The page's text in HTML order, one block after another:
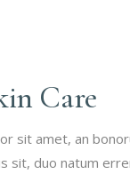
Care
sit amet, an
sit, duo natum